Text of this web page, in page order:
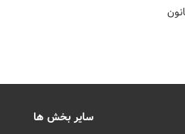
سایر بخش ها